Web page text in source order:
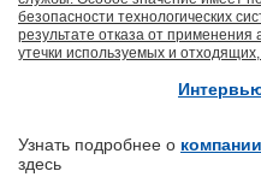
безопасности технологических
результате отказа от применения
утечки используемых и отходящих,
Узнать подробнее о
здесь